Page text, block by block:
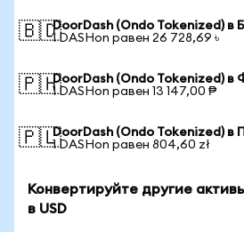
🇧🇩DoorDash (Ondo Tokenized) в
1 DASHon равен 26 728,69 ৳
🇵🇭DoorDash (Ondo Tokenized) в
1 DASHon равен 13 147,00 ₱
🇵🇱DoorDash (Ondo Tokenized) в
1 DASHon равен 804,60 zł
Конвертируйте другие
в USD